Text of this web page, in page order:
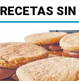
RECETAS